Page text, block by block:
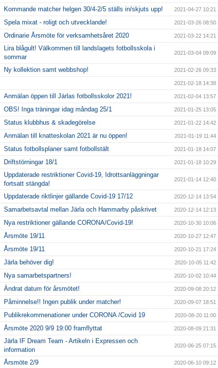
Kommande matcher helgen 30/4-2/5 ställs in/skjuts upp! 2021-04-27 10:21
Spela mixat - roligt och utvecklande! 2021-03-26 08:50
Ordinarie Årsmöte för verksamhetsåret 2020 2021-03-22 14:21
Lira blågult! Välkommen till landslagets fotbollsskola i
sommar
2021-03-04 09:09
Ny kollektion samt webbshop! 2021-02-26 09:33
2021-02-18 14:38
Anmälan öppen till Järlas fotbollsskolor 2021! 2021-02-04 13:57
OBS! Inga träningar idag måndag 25/1 2021-01-25 13:05
Status klubbhus & skadegörelse 2021-01-22 14:42
Anmälan till knatteskolan 2021 är nu öppen! 2021-01-19 11:44
Status fotbollsplaner samt fotbollstält 2021-01-18 14:07
Driftstörningar 18/1 2021-01-18 10:29
Uppdaterade restriktioner Covid-19, Idrottsanläggningar
fortsatt stängda!
2021-01-14 12:40
Uppdaterade riktlinjer gällande Covid-19 17/12 2020-12-14 13:54
Samarbetsavtal mellan Järla och Hammarby påskrivet 2020-12-14 12:13
Nya restriktioner gällande CORONA/Covid-19! 2020-10-30 10:06
Årsmöte 19/11 2020-10-27 12:47
Årsmöte 19/11 2020-10-21 17:24
Järla behöver dig! 2020-10-05 11:42
Nya samarbetspartners! 2020-10-02 10:44
Ändrat datum för årsmötet! 2020-09-08 20:12
Påminnelse!! Ingen publik under matcher! 2020-09-07 18:51
Publikrekommenationer under CORONA /Covid 19 2020-08-20 11:00
Årsmöte 2020 9/9 19:00 framflyttat 2020-08-09 21:31
Järla IF Dream Team - Artikeln i Expressen och
information
2020-06-25 07:15
Årsmöte 2/9 2020-06-10 09:12